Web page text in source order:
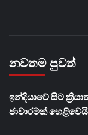
නවතම පුවත්
​ඉන්දියාවේ සිට
ජාවාරමක් හෙළිවෙයි